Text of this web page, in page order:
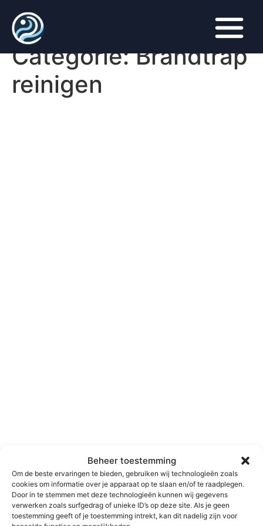
Beheer toestemming
Om de beste ervaringen te bieden, gebruiken wij technologieën zoals
cookies om informatie over je apparaat op te slaan en/of te raadplegen.
Door in te stemmen met deze technologieën kunnen wij gegevens
verwerken zoals surfgedrag of unieke ID’s op deze site. Als je geen
toestemming geeft of je toestemming intrekt, kan dit nadelig zijn voor
Categorie:Brandtrap
reinigen
aan Zee
Brandtrap reinigen West
Betuwe